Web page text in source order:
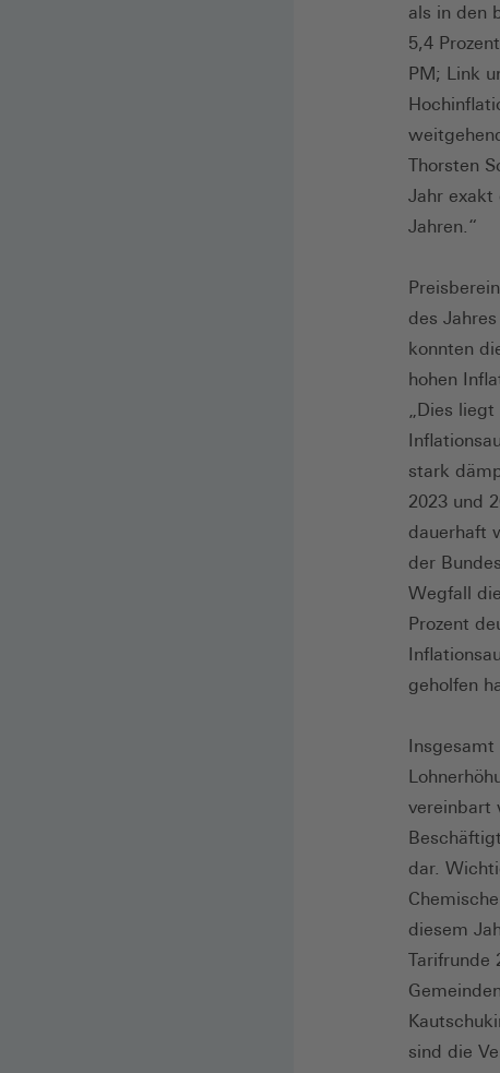
als in den
5,4
PM; Link
Thorsten
Jahr exakt
Jahren.“
des
konnten
hohen
„Dies
stark
2023 und
dauerhaft
der
Wegfall
Prozent
geholfen
vereinbart
dar.
diesem
Tarifrunde
sind die